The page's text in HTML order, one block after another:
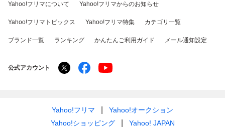
Yahoo!フリマについて Yahoo!フリマからのお知らせ
Yahoo!フリマトピックス Yahoo!フリマ特集 カテゴリ一覧
ブランド一覧 ランキング かんたんご利用ガイド メール通知設定
公式アカウント
Yahoo!フリマ
Yahoo!オークション
Yahoo!ショッピング
Yahoo! JAPAN